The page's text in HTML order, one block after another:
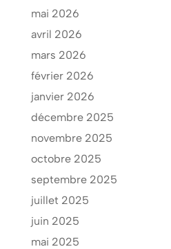
mai 2026
avril 2026
mars 2026
février 2026
janvier 2026
décembre 2025
novembre 2025
octobre 2025
septembre 2025
juillet 2025
juin 2025
mai 2025